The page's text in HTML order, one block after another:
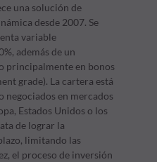
una solución de
desde 2007. Se
variable
además de un
principalmente en bonos
grade). La cartera está
negociados en mercados
Estados Unidos o los
de lograr la
limitando las
el proceso de inversión